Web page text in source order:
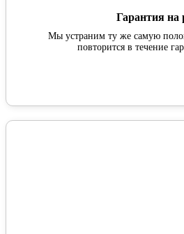
Гарантия на
Мы устраним ту же самую
повторится в течение